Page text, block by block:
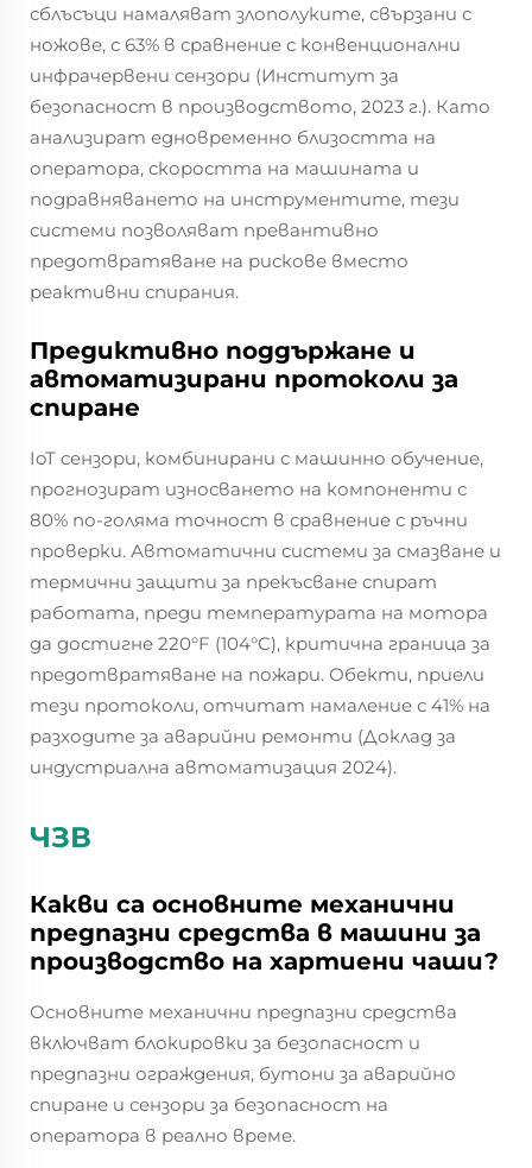
сблъсъци намаляват злополуките, свързани с
ножове, с 63% в сравнение с конвенционални
инфрачервени сензори (Институт за
безопасност в производството, 2023 г.). Като
анализират едновременно близостта на
оператора, скоростта на машината и
подравняването на инструментите, тези
системи позволяват превантивно
предотвратяване на рискове вместо
реактивни спирания.
Предиктивно поддържане и
автоматизирани протоколи за
спиране
IoT сензори, комбинирани с машинно обучение,
прогнозират износването на компоненти с
80% по-голяма точност в сравнение с ръчни
проверки. Автоматични системи за смазване и
термични защити за прекъсване спират
работата, преди температурата на мотора
да достигне 220°F (104°C), критична граница за
предотвратяване на пожари. Обекти, приели
тези протоколи, отчитат намаление с 41% на
разходите за аварийни ремонти (Доклад за
индустриална автоматизация 2024).
ЧЗВ
Какви са основните механични
предпазни средства в машини за
производство на хартиени чаши?
Основните механични предпазни средства
включват блокировки за безопасност и
предпазни ограждения, бутони за аварийно
спиране и сензори за безопасност на
оператора в реално време.